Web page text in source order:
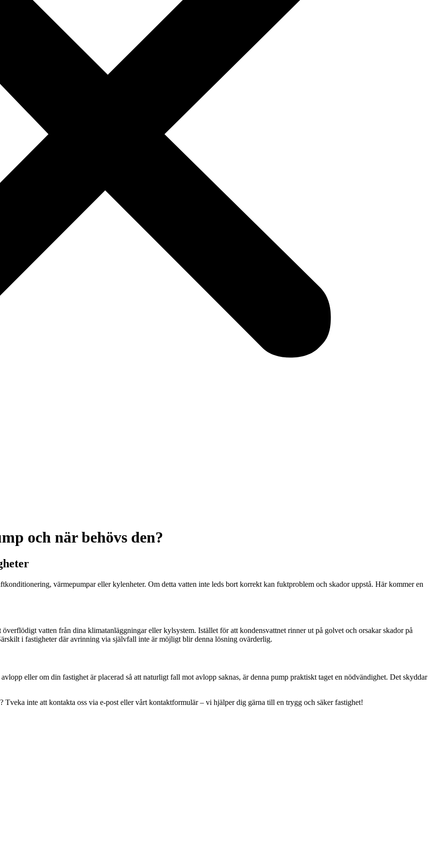
och när behövs den?
värmepumpar eller kylenheter. Om detta vatten inte leds bort korrekt kan fuktproblem och skador uppstå. Här kommer en
vatten från dina klimatanläggningar eller kylsystem. Istället för att kondensvattnet rinner ut på golvet och orsakar skador på
i fastigheter där avrinning via självfall inte är möjligt blir denna lösning ovärderlig.
eller om din fastighet är placerad så att naturligt fall mot avlopp saknas, är denna pump praktiskt taget en nödvändighet. Det skyddar
inte att kontakta oss via e-post eller vårt kontaktformulär – vi hjälper dig gärna till en trygg och säker fastighet!